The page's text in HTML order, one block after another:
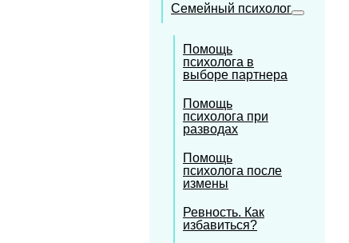
Семейный психолог
Помощь
психолога в
выборе партнера
Помощь
психолога при
разводах
Помощь
психолога после
измены
Ревность. Как
избавиться?